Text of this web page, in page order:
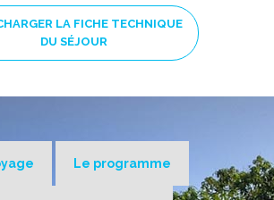
LA FICHE TECHNIQUE
DU SÉJOUR
Le programme